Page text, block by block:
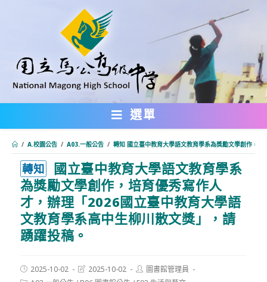
內
選單
/ A.校園公告 / A03.一般公告 / 轉知 國立臺中教育大學語文教育學系為獎勵文學創作，
轉知
國立臺中教育大學語文教育學系
為獎勵文學創作，培育優秀寫作人
才，辦理「2026國立臺中教育大學語
文教育學系高中生柳川散文獎」，請
踴躍投稿。
Post
published:
2025-10-02
Post2025-10-02
Post
author:
圖書館管理員